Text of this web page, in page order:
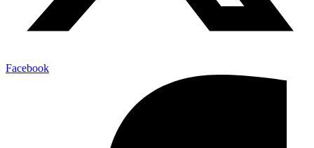
Facebook